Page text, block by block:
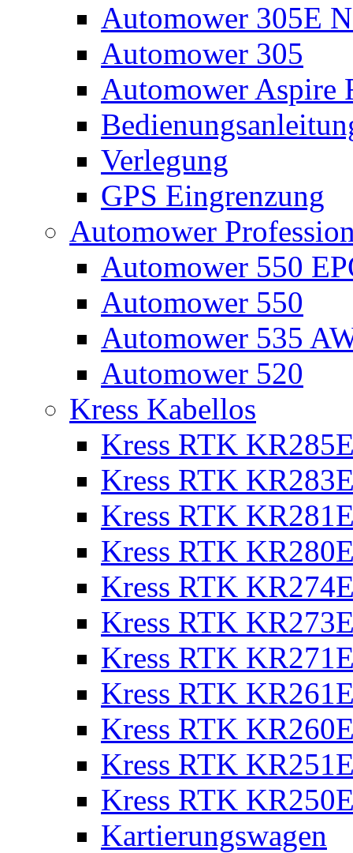
Automower 305E
Automower 305
Automower Aspire
Verlegung
GPS Eingrenzung
Automower
Automower 550
Automower 550
Automower 535
Automower 520
Kress Kabellos
Kress RTK
Kress RTK
Kress RTK
Kress RTK
Kress RTK
Kress RTK
Kress RTK
Kress RTK
Kress RTK
Kress RTK
Kress RTK
Kartierungswagen